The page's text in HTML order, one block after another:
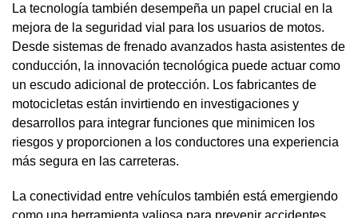
La tecnología también desempeña un papel crucial en la
mejora de la seguridad vial para los usuarios de motos.
Desde sistemas de frenado avanzados hasta asistentes de
conducción, la innovación tecnológica puede actuar como
un escudo adicional de protección. Los fabricantes de
motocicletas están invirtiendo en investigaciones y
desarrollos para integrar funciones que minimicen los
riesgos y proporcionen a los conductores una experiencia
más segura en las carreteras.
La conectividad entre vehículos también está emergiendo
como una herramienta valiosa para prevenir accidentes.